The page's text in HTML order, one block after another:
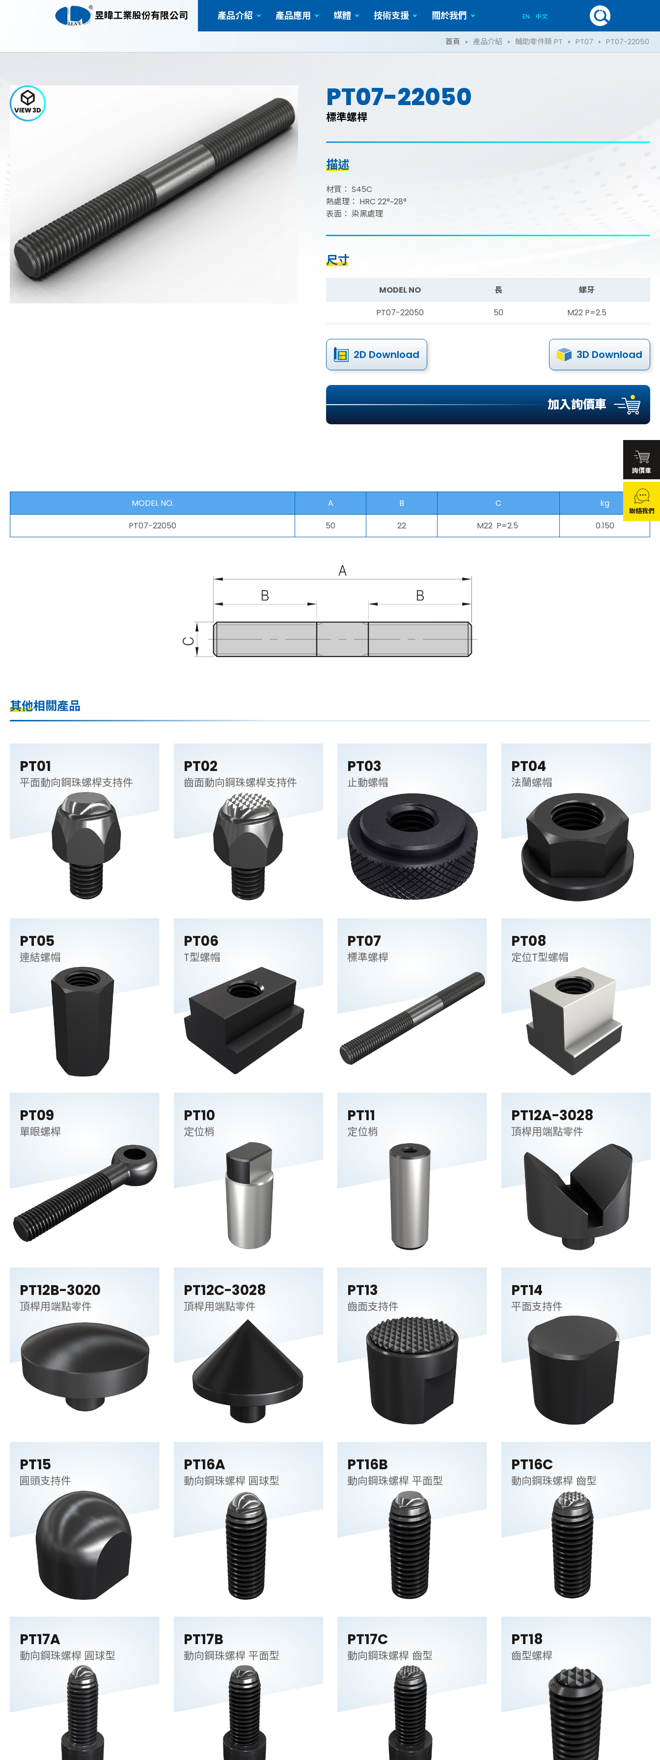
昱暐工業股份有限公司 產品介紹 產品應用
圓柱形的工件
媒體
影音影片
技術支援
服務與技術
關於我們
歷史記事
EN 中文
首頁 產品介紹 輔助零件類 PT PT07 PT07-22050
PT07-22050
標準螺桿
描述
材質： S45C
熱處理： HRC 22°~28°
表面： 染黑處理
尺寸
MODEL NO 長
螺牙
PT07-22050
50 M22 P=2.5
2D Download 3D Download
加入詢價車
MODEL NO. A B C
kg
PT07-22050
50 22 M22 P=2.5 0.150
其他相關產品
PT01
平面動向鋼珠螺桿支持件
PT02
齒面動向鋼珠螺桿支持件
PT03
止動螺帽
PT04
法蘭螺帽
PT05
連結螺帽
PT06
T型螺帽
PT07
標準螺桿
PT08
定位T型螺帽
PT09
單眼螺桿
PT10
定位梢
PT11
定位梢
PT12A-3028
頂桿用端點零件
PT12B-3020
頂桿用端點零件
PT12C-3028
頂桿用端點零件
PT13
齒面支持件
PT14
平面支持件
PT15
圓頭支持件
PT16A
動向鋼珠螺桿 圓球型
PT16B
動向鋼珠螺桿 平面型
PT16C
動向鋼珠螺桿 齒型
PT17A
動向鋼珠螺桿 圓球型
PT17B
動向鋼珠螺桿 平面型
PT17C
動向鋼珠螺桿 齒型
PT18
齒型螺桿
詢價車
聯絡我們